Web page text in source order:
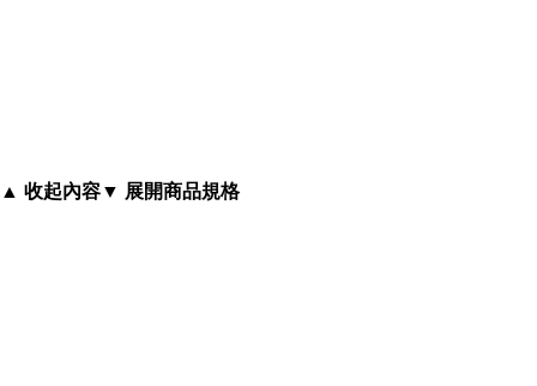
▲ 收起內容▼ 展開商品規格